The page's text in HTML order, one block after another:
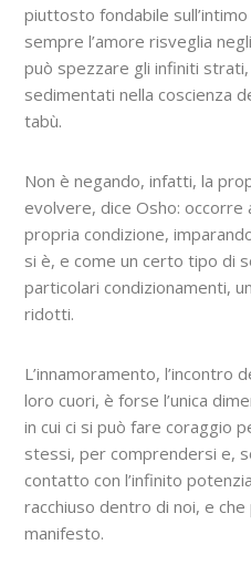
piuttosto fondabile
sempre l’amore risveglia
può spezzare gli infiniti
sedimentati nella coscienza
tabù.
Non è negando, infatti, la
evolvere, dice Osho:
propria condizione,
si è, e come un certo tipo di
particolari condizionamenti,
ridotti.
L’innamoramento, l’incontro
loro cuori, è forse l’unica
in cui ci si può fare coraggio
stessi, per comprendersi e,
contatto con l’infinito
racchiuso dentro di noi, e
manifesto.